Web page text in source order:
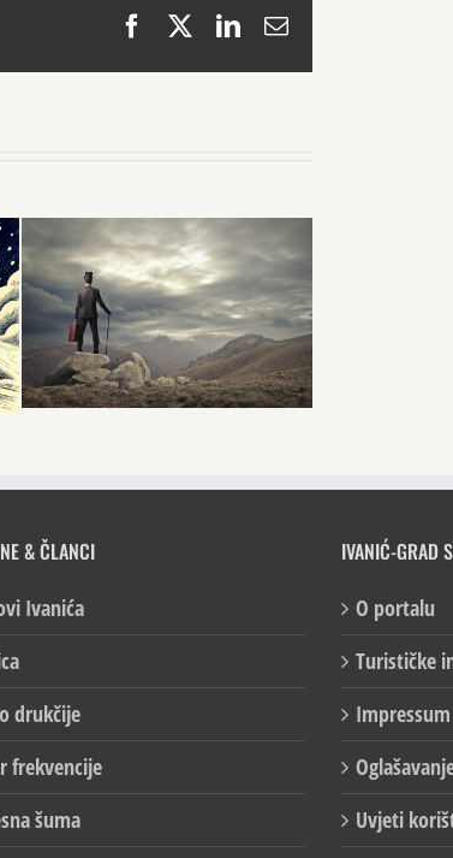
Facebook
X LinkedIn
Email
& ČLANCI
Ivanića
drukčije
frekvencije
šuma
IVANIĆ-GRAD
O portalu
Turističke
Impressum
Uvjeti